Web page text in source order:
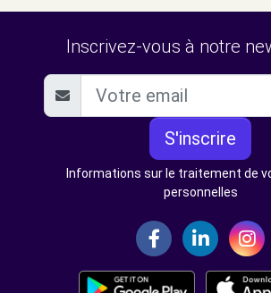
Inscrivez-vous à notre
S'inscrire
Informations sur le traitement de
personnelles